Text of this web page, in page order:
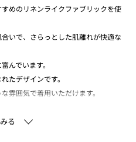
めのリネンライクファブリックを使
いで、さらっとした肌離れが快適な
んでいます。
たデザインです。
雰囲気で着用いただけます。